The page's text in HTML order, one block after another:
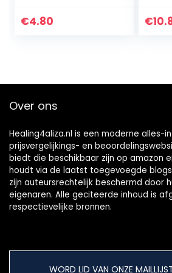
€4.80 €
Over ons
Healing4aliza.nl is een moderne alles-
prijsvergelijkings- en
biedt die beschikbaar zijn op amazon
houdt via de laatst toegevoegde
zijn auteursrechtelijk beschermd door
eigenaren. Alle geciteerde inhoud is
respectievelijke bronnen.
WORD LID VAN ONZE